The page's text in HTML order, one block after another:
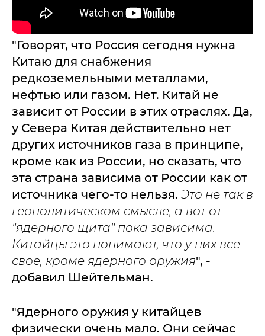
"Говорят, что Россия сегодня нужна
Китаю для снабжения
редкоземельными металлами,
нефтью или газом. Нет. Китай не
зависит от России в этих отраслях. Да,
у Севера Китая действительно нет
других источников газа в принципе,
кроме как из России, но сказать, что
эта страна зависима от России как от
источника чего-то нельзя. Это не так в
геополитическом смысле, а вот от
"ядерного щита" пока зависима.
Китайцы это понимают, что у них все
свое, кроме ядерного оружия", -
добавил Шейтельман.
"Ядерного оружия у китайцев
физически очень мало. Они сейчас